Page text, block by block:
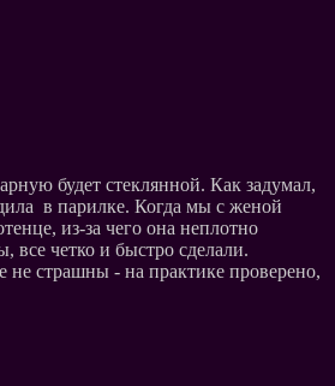
будет стеклянной. Как задумал,
в парилке. Когда мы с женой
из-за чего она неплотно
все четко и быстро сделали.
не страшны - на практике проверено,